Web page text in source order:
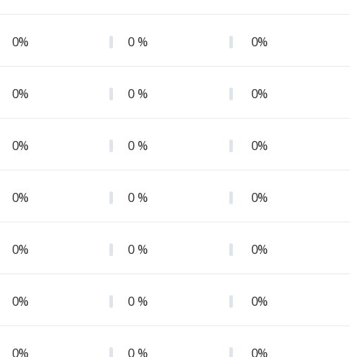
0% 0 % 0%
0% 0 % 0%
0% 0 % 0%
0% 0 % 0%
0% 0 % 0%
0% 0 % 0%
0% 0 % 0%